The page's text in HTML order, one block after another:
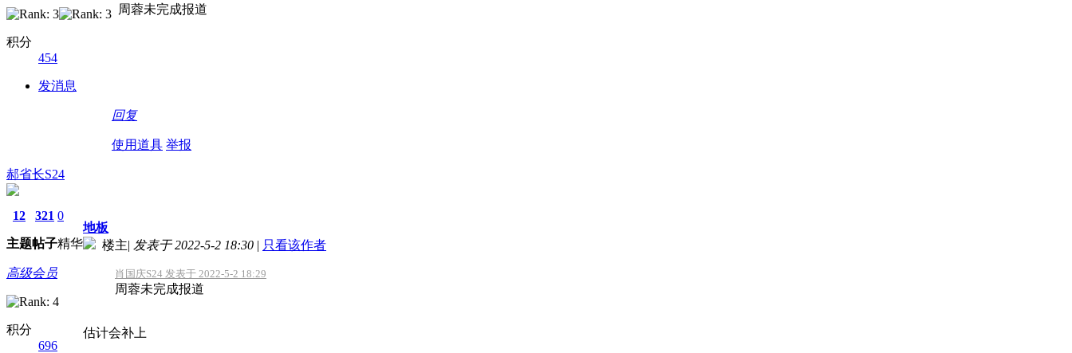
积分
454
发消息
周蓉未完成报道
回复
使用道具 举报
郝省长S24
12
主题
321
帖子
0
精华
高级会员
积分
696
地板
楼主| 发表于 2022-5-2 18:30 | 只看该作者
肖国庆S24 发表于 2022-5-2 18:29
周蓉未完成报道
估计会补上